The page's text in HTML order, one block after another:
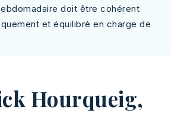
doit être cohérent
et équilibré en charge de
Hourqueig,